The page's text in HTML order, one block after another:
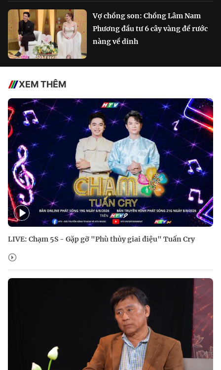
Vợ chồng son: Chồng Lâm Nam
Phương đầu tư 6 cây vàng để rước
nàng về dinh
XEM THÊM
LIVE: Chạm 5S - Gặp gỡ "Phù thủy giai điệu" Tuấn Cry